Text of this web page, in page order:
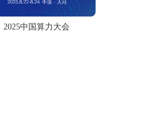
2025中国算力大会